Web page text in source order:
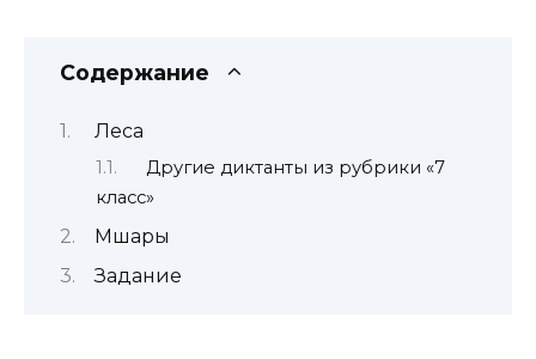
Содержание
Леса
Другие диктанты из рубрики «7
класс»
Мшары
Задание